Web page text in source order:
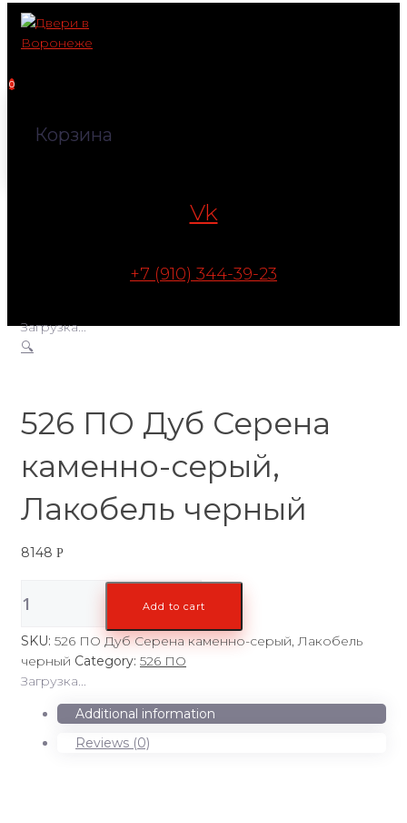
Перейти
контенту
0
Корзина
Vk
+7 (910) 344-39-23
Загрузка...
🔍
526 ПО Дуб Серена
каменно-серый,
Лакобель черный
8148 Р
ПО
Серена
каменно-
серый,
Лакобель
черный
quantity
Add to cart
SKU: 526 ПО Дуб Серена каменно-серый, Лакобель
черный Category: 526 ПО
Загрузка...
Additional information
Reviews (0)